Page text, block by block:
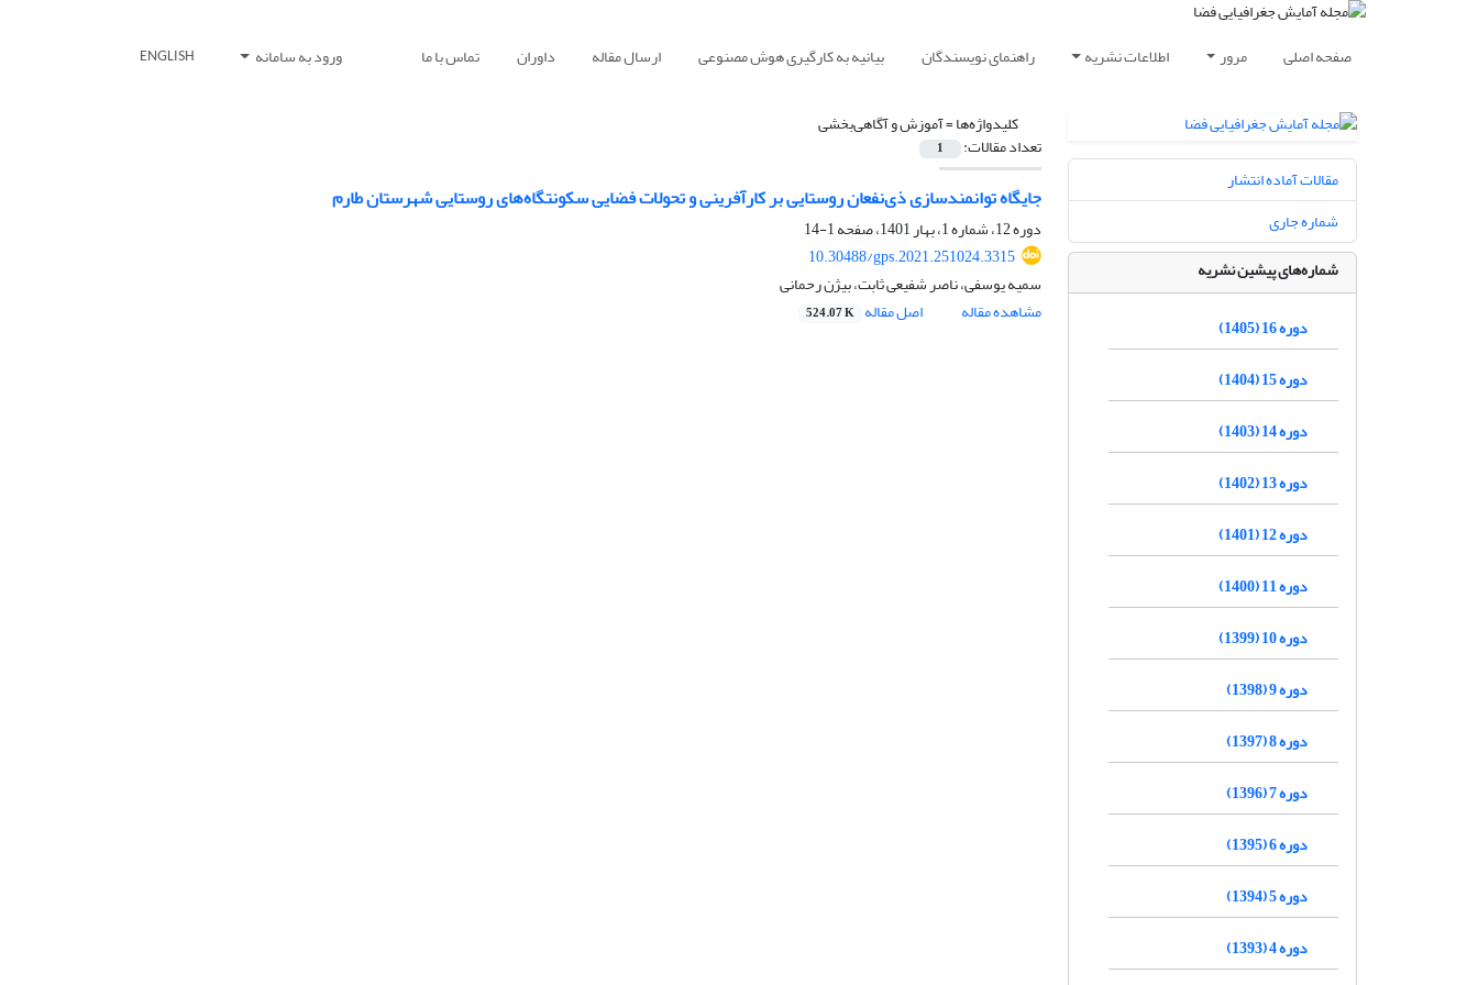
صفحه اصلی مرور اطلاعات نشریه راهنمای نویسندگان بیانیه به کارگیری هوش مصنوعی ارسال مقاله داوران تماس با ما ورود به سامانه ENGLISH
کلیدواژه‌ها =آموزش و آگاهی‌بخشی
تعداد مقالات: 1
جایگاه توانمندسازی ذی‌نفعان روستایی بر کارآفرینی و تحولات فضایی سکونتگاه‌های روستایی شهرستان طارم
دوره 12، شماره 1، بهار 1401، صفحه
1-14
10.30488/gps.2021.251024.3315
سمیه یوسفی، ناصر شفیعی ثابت، بیژن رحمانی
مشاهده مقاله
اصل مقاله 524.07 K
مقالات آماده انتشار
شماره جاری
شماره‌های پیشین نشریه
دوره 16 (1405)
دوره 15 (1404)
دوره 14 (1403)
دوره 13 (1402)
دوره 12 (1401)
دوره 11 (1400)
دوره 10 (1399)
دوره 9 (1398)
دوره 8 (1397)
دوره 7 (1396)
دوره 6 (1395)
دوره 5 (1394)
دوره 4 (1393)